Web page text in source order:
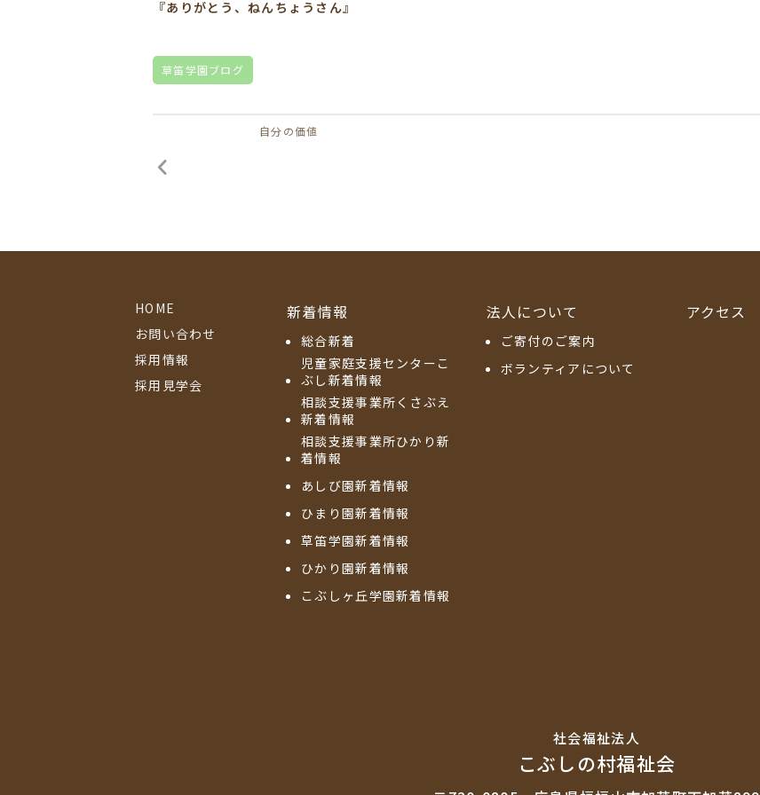
『ありがとう、ねんちょうさん』
草笛学園ブログ
自分の価値
HOME
お問い合わせ
採用情報
採用見学会
新着情報
総合新着
児童家庭支援センターこ
ぶし新着情報
相談支援事業所くさぶえ
新着情報
相談支援事業所ひかり新
着情報
あしび園新着情報
ひまり園新着情報
草笛学園新着情報
ひかり園新着情報
こぶしヶ丘学園新着情報
法人について
ご寄付のご案内
ボランティアについて
アクセス
社会福祉法⼈
こぶしの村福祉会